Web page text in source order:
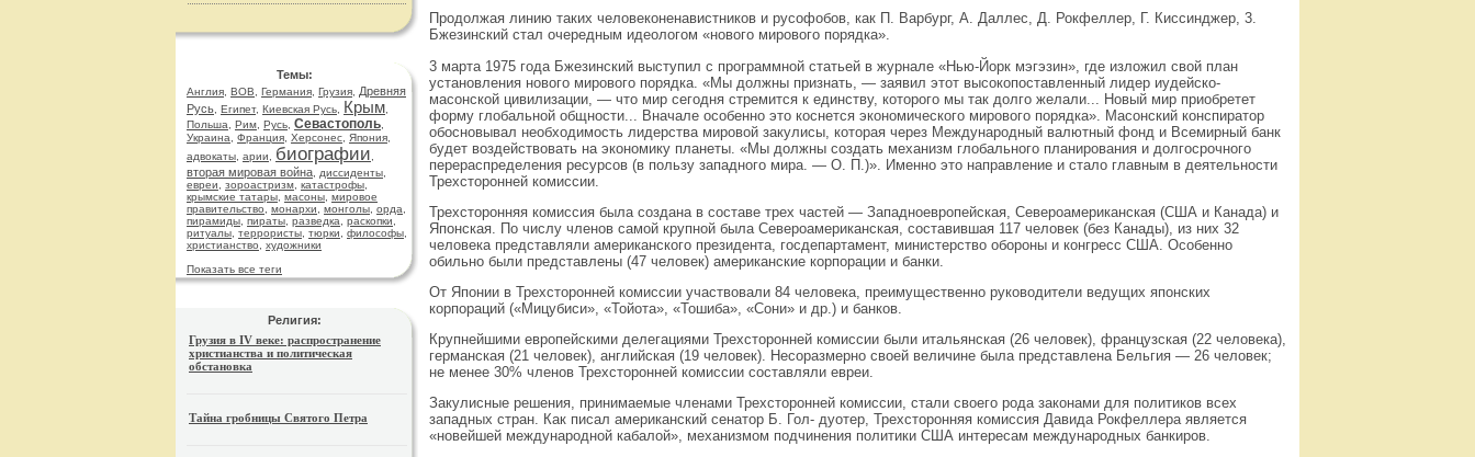
Темы:
Англия ВОВ Германия Грузия
Древняя
Русь Египет, Киевская Русь Крым
Польша
Рим Русь Севастополь
Украина
Франция Херсонес Япония
адвокаты арии биографии
вторая мировая война диссиденты
евреи
зороастризм катастрофы
крымские татары масоны мировое
правительство
монархи монголы орда
пирамиды пираты разведка раскопки
ритуалы террористы тюрки философы
христианство
художники
Показать все теги
Религия:
Грузия в IV веке: распространение
христианства и политическая
обстановка
Тайна гробницы Святого Петра
Продолжая линию таких человеконенавистников и русофобов, как П. Варбург, А. Даллес, Д. Рокфеллер, Г. Киссинджер, 3.
Бжезинский стал очередным идеологом «нового мирового порядка».
3 марта 1975 года Бжезинский выступил с программной статьей в журнале «Нью-Йорк мэгэзин», где изложил свой план
установления нового мирового порядка. «Мы должны признать, — заявил этот высокопоставленный лидер иудейско-
масонской цивилизации, — что мир сегодня стремится к единству, которого мы так долго желали... Новый мир приобретет
форму глобальной общности... Вначале особенно это коснется экономического мирового порядка». Масонский конспиратор
обосновывал необходимость лидерства мировой закулисы, которая через Международный валютный фонд и Всемирный банк
будет воздействовать на экономику планеты. «Мы должны создать механизм глобального планирования и долгосрочного
перераспределения ресурсов (в пользу западного мира. — О. П.)». Именно это направление и стало главным в деятельности
Трехсторонней комиссии.
Трехсторонняя комиссия была создана в составе трех частей — Западноевропейская, Североамериканская (США и Канада) и
Японская. По числу членов самой крупной была Североамериканская, составившая 117 человек (без Канады), из них 32
человека представляли американского президента, госдепартамент, министерство обороны и конгресс США. Особенно
обильно были представлены (47 человек) американские корпорации и банки.
От Японии в Трехсторонней комиссии участвовали 84 человека, преимущественно руководители ведущих японских
корпораций («Мицубиси», «Тойота», «Тошиба», «Сони» и др.) и банков.
Крупнейшими европейскими делегациями Трехсторонней комиссии были итальянская (26 человек), французская (22 человека),
германская (21 человек), английская (19 человек). Несоразмерно своей величине была представлена Бельгия — 26 человек;
не менее 30% членов Трехсторонней комиссии составляли евреи.
Закулисные решения, принимаемые членами Трехсторонней комиссии, стали своего рода законами для политиков всех
западных стран. Как писал американский сенатор Б. Гол- дуотер, Трехсторонняя комиссия Давида Рокфеллера является
«новейшей международной кабалой», механизмом подчинения политики США интересам международных банкиров.